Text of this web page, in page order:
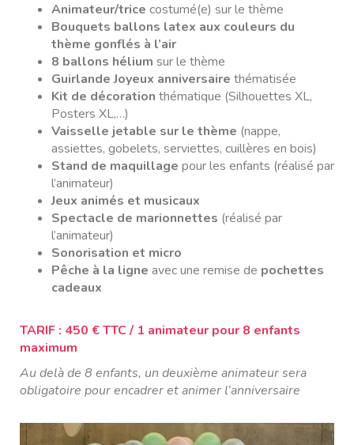
Animateur/trice costumé(e) sur le thème
Bouquets ballons latex aux couleurs du
thème gonflés à l’air
8 ballons hélium sur le thème
Guirlande Joyeux anniversaire thématisée
Kit de décoration thématique (Silhouettes XL,
Posters XL,…)
Vaisselle jetable sur le thème (nappe,
assiettes, gobelets, serviettes, cuillères en bois)
Stand de maquillage pour les enfants (réalisé par
l’animateur)
Jeux animés et musicaux
Spectacle de marionnettes (réalisé par
l’animateur)
Sonorisation et micro
Pêche à la ligne avec une remise de pochettes
cadeaux
TARIF : 450 € TTC / 1 animateur pour 8 enfants
maximum
Au delà de 8 enfants, un deuxième animateur sera
obligatoire pour encadrer et animer l’anniversaire